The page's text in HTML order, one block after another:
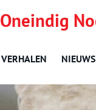
Oneindig
VERHALEN NIEUWS